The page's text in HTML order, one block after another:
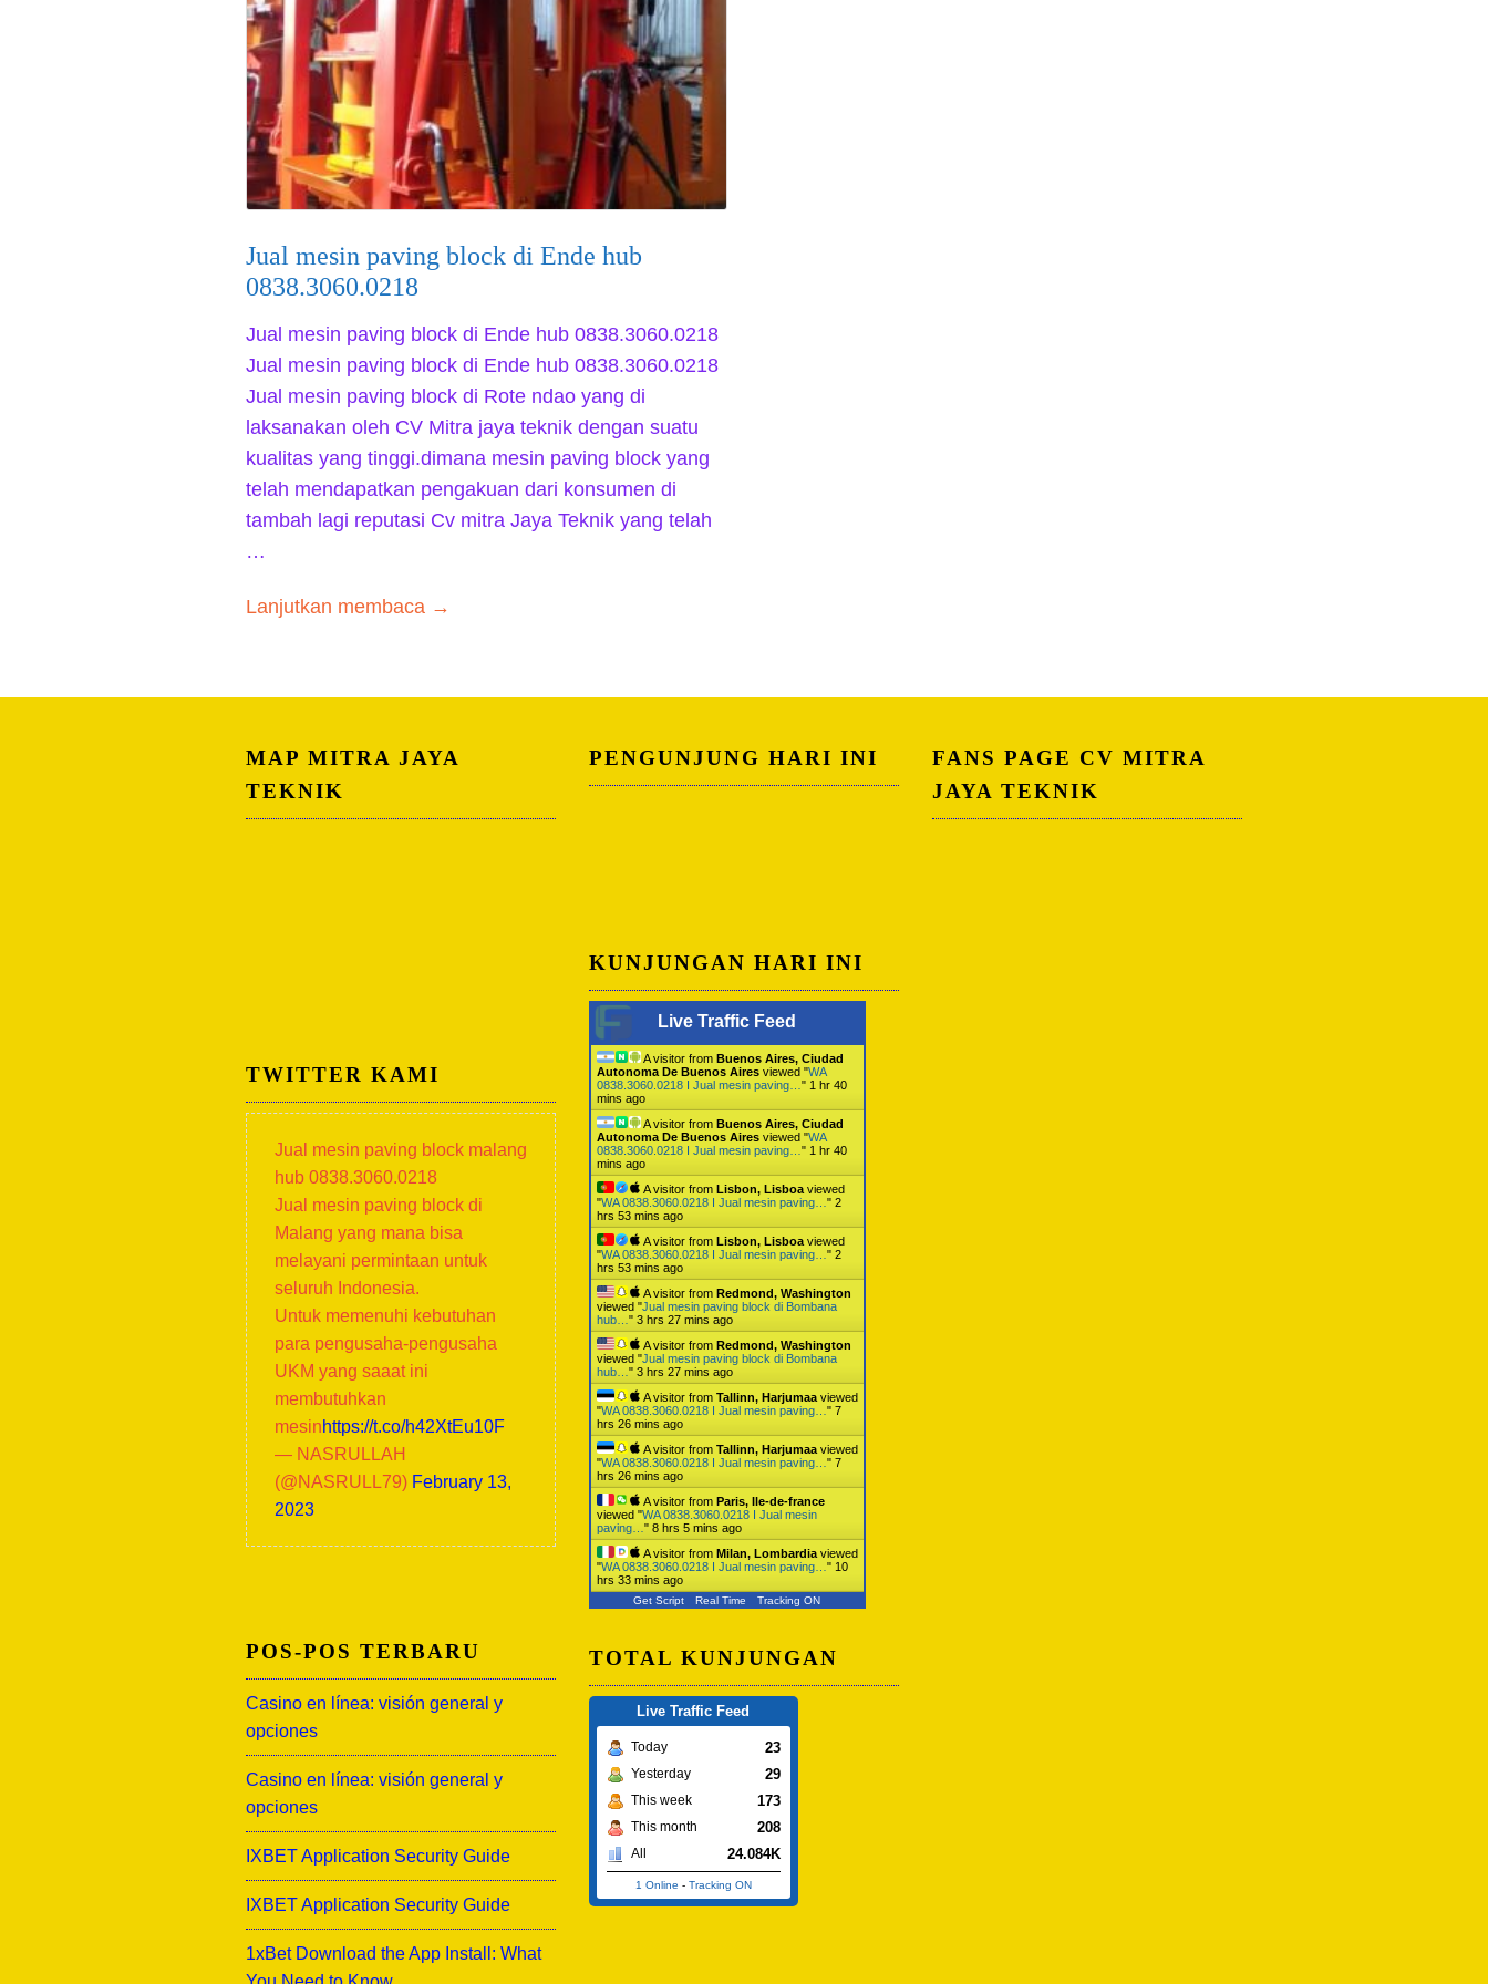
Jual mesin paving block di Ende hub
0838.3060.0218
Jual mesin paving block di Ende hub 0838.3060.0218
Jual mesin paving block di Ende hub 0838.3060.0218
Jual mesin paving block di Rote ndao yang di
laksanakan oleh CV Mitra jaya teknik dengan suatu
kualitas yang tinggi.dimana mesin paving block yang
telah mendapatkan pengakuan dari konsumen di
tambah lagi reputasi Cv mitra Jaya Teknik yang telah
…
Lanjutkan membaca →
MAP MITRA JAYA
TEKNIK
TWITTER KAMI
Jual mesin paving block malang
hub 0838.3060.0218
Jual mesin paving block di
Malang yang mana bisa
melayani permintaan untuk
seluruh Indonesia.
Untuk memenuhi kebutuhan
para pengusaha-pengusaha
UKM yang saaat ini
membutuhkan
mesinhttps://t.co/h42XtEu10F
— NASRULLAH
(@NASRULL79) February 13,
2023
POS-POS TERBARU
Casino en línea: visión general y
opciones
Casino en línea: visión general y
opciones
IXBET Application Security Guide
IXBET Application Security Guide
1xBet Download the App Install: What
PENGUNJUNG HARI INI
KUNJUNGAN HARI INI
Live Traffic Feed
A visitor from Buenos Aires, Ciudad
Autonoma De Buenos Airesviewed "WA
0838.3060.0218 I Jual mesin paving… " 1 hr 40
mins ago
A visitor from Buenos Aires, Ciudad
Autonoma De Buenos Airesviewed "WA
0838.3060.0218 I Jual mesin paving… " 1 hr 40
mins ago
A visitor from Lisbon, Lisboaviewed
"WA 0838.3060.0218 I Jual mesin paving… " 2
hrs 53 mins ago
A visitor from Lisbon, Lisboaviewed
"WA 0838.3060.0218 I Jual mesin paving… " 2
hrs 53 mins ago
A visitor from Redmond, Washington
viewed "Jual mesin paving block di Bombana
hub… " 3 hrs 27 mins ago
A visitor from Redmond, Washington
viewed "Jual mesin paving block di Bombana
hub… " 3 hrs 27 mins ago
A visitor from Tallinn, Harjumaaviewed
"WA 0838.3060.0218 I Jual mesin paving… " 7
hrs 26 mins ago
A visitor from Tallinn, Harjumaaviewed
"WA 0838.3060.0218 I Jual mesin paving… " 7
hrs 26 mins ago
A visitor from Paris, Ile-de-france
viewed "WA 0838.3060.0218 I Jual mesin
paving… " 8 hrs 5 mins ago
A visitor from Milan, Lombardiaviewed
"WA 0838.3060.0218 I Jual mesin paving… " 10
hrs 33 mins ago
Get Script Real Time Tracking ON
TOTAL KUNJUNGAN
Live Traffic Feed
Today 23
Yesterday 29
This week 173
This month 208
All 24.084K
1 Online - Tracking ON
FANS PAGE CV MITRA
JAYA TEKNIK